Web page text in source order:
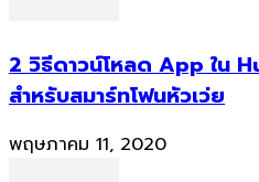
2 วิธีดาวน์โหลด App ใน
สำหรับสมาร์ทโฟนหัวเว่ย
พฤษภาคม 11, 2020